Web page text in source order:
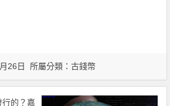
26日 所屬分類：古錢幣